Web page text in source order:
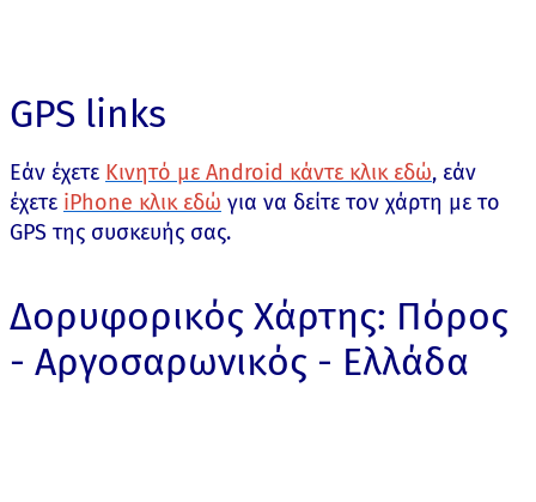
GPS links
Εάν έχετε Κινητό με Android κάντε κλικ εδώ, εάν
έχετε iPhone κλικ εδώ για να δείτε τον χάρτη με το
GPS της συσκευής σας.
Δορυφορικός Χάρτης: Πόρος
- Αργοσαρωνικός - Ελλάδα